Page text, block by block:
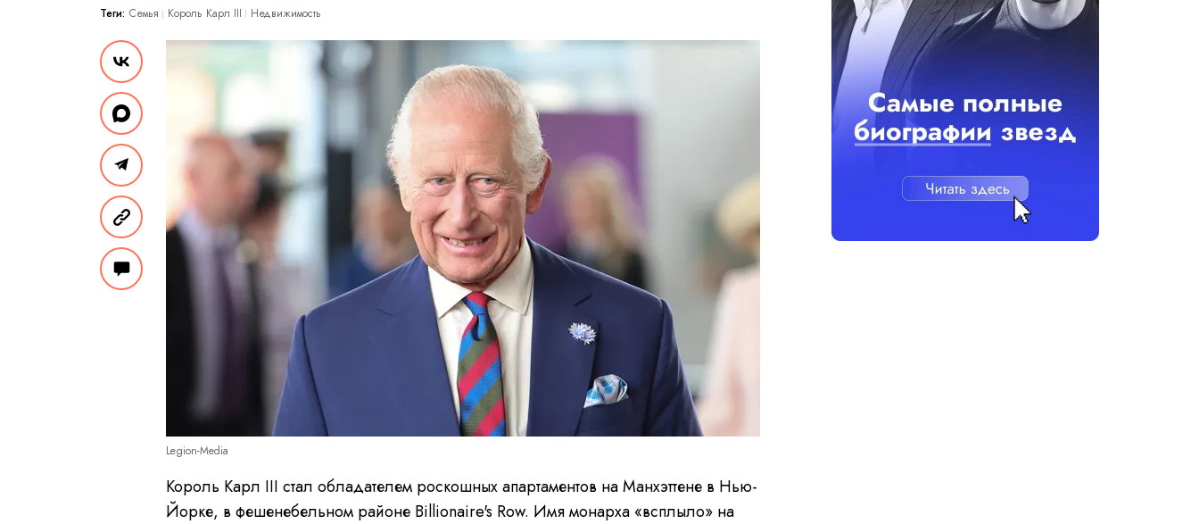
Теги: Семья Король Карл III Недвижимость
Legion-Media
Король Карл III стал обладателем роскошных апартаментов на Манхэттене в Нью-
Йорке, в фешенебельном районе Billionaire's Row. Имя монарха «всплыло» на